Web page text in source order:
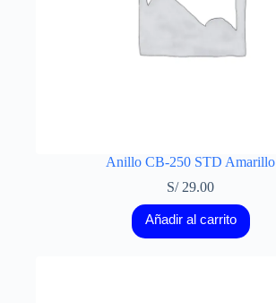
Anillo CB-250 STD Amarillo
S/29.00
Añadir al carrito